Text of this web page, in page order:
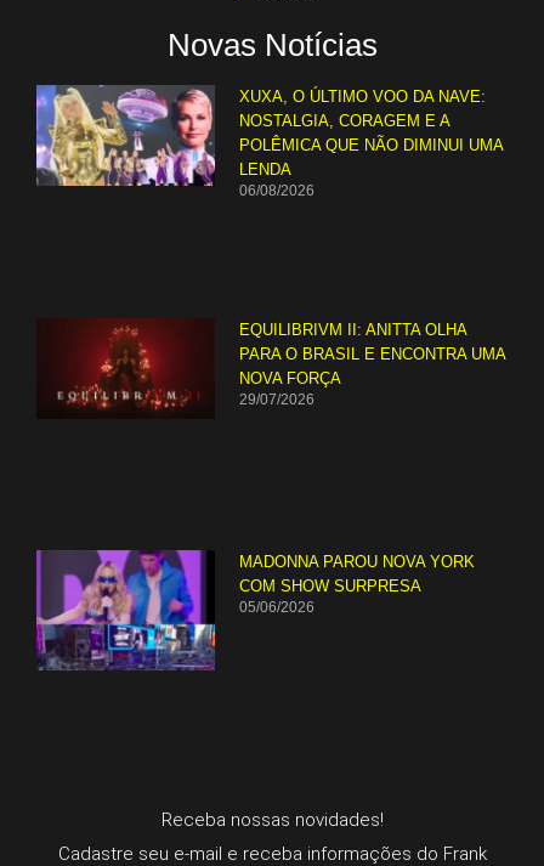
Novas Notícias
XUXA, O ÚLTIMO VOO DA NAVE:
NOSTALGIA, CORAGEM E A
POLÊMICA QUE NÃO DIMINUI UMA
LENDA
06/08/2026
EQUILIBRIVM II: ANITTA OLHA
PARA O BRASIL E ENCONTRA UMA
NOVA FORÇA
29/07/2026
MADONNA PAROU NOVA YORK
COM SHOW SURPRESA
05/06/2026
Receba nossas novidades!
Cadastre seu e-mail e receba informações do Frank